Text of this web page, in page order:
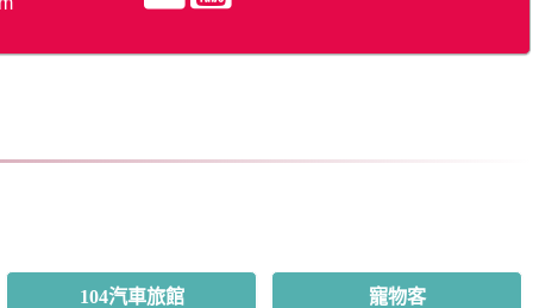
104汽車旅館 寵物客